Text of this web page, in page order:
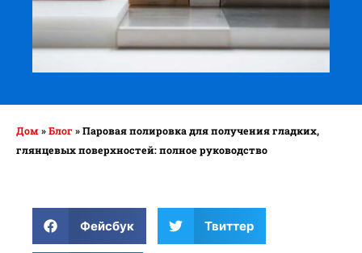
Дом »Блог »Паровая полировка для получения гладких,
глянцевых поверхностей: полное руководство
Фейсбук Твиттер